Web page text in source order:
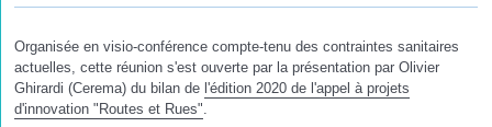
Organisée en visio-conférence compte-tenu des contraintes sanitaires
actuelles, cette réunion s'est ouverte par la présentation par Olivier
Ghirardi (Cerema) du bilan de l'édition 2020 de l'appel à projets
d'innovation "Routes et Rues".